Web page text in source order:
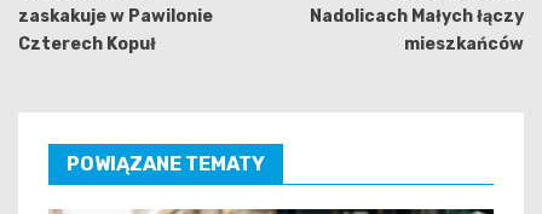
zaskakuje w Pawilonie
Czterech Kopuł
Nadolicach Małych łączy
mieszkańców
POWIĄZANE TEMATY